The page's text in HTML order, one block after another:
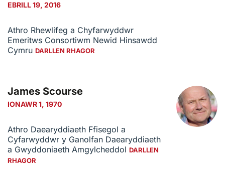
EBRILL 19, 2016
Athro Rhewlifeg a Chyfarwyddwr
Emeritws Consortiwm Newid Hinsawdd
Cymru DARLLEN RHAGOR
James Scourse
IONAWR 1, 1970
Athro Daearyddiaeth Ffisegol a
Cyfarwyddwr y Ganolfan Daearyddiaeth
a Gwyddoniaeth Amgylcheddol DARLLEN
RHAGOR